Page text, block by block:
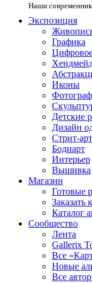
Наши
Экспозиция
Графика
Иконы
Детские
Дизайн
Стрит-арт
Бодиарт
Интерьер
Вышивка
Магазин
Готовые
Заказать
Каталог
Сообщество
Лента
Gallerix
Все
Новые
Все